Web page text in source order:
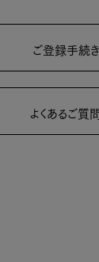
ご登録手続き
よくあるご質